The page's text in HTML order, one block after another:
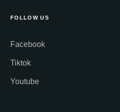
FOLLOW US
Facebook
Tiktok
Youtube